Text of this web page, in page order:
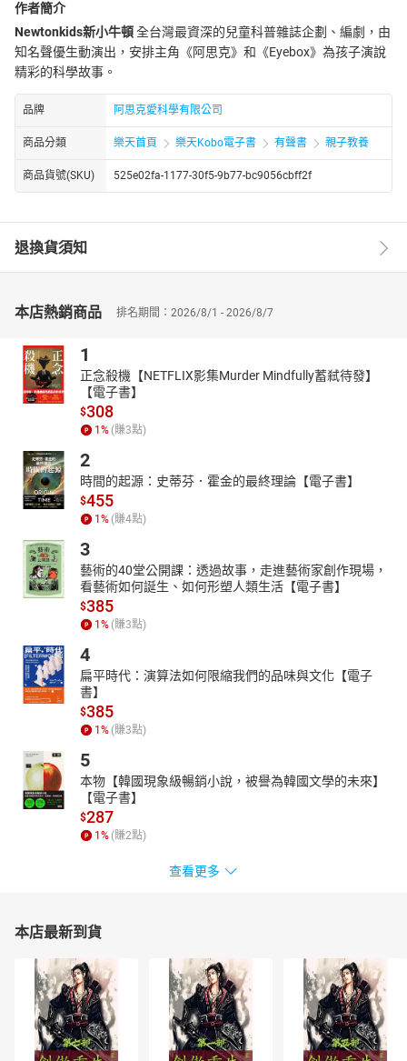
作者簡介
Newtonkids新小牛頓全台灣最資深的兒童科普雜誌企劃、編劇，由
知名聲優生動演出，安排主角《阿思克》和《Eyebox》為孩子演說
精彩的科學故事。
品牌 阿思克愛科學有限公司
商品分類 樂天首頁 樂天Kobo電子書 有聲書 親子教養
商品貨號(SKU) 525e02fa-1177-30f5-9b77-bc9056cbff2f
退換貨須知
本店熱銷商品 排名期間：2026/8/1 - 2026/8/7
1
正念殺機【NETFLIX影集Murder Mindfully蓄弒待發】
【電子書】
$308
1 % (賺3點)
2
時間的起源：史蒂芬．霍金的最終理論【電子書】
$455
1 % (賺4點)
3
藝術的40堂公開課：透過故事，走進藝術家創作現場，
看藝術如何誕生、如何形塑人類生活【電子書】
$385
1 % (賺3點)
4
扁平時代：演算法如何限縮我們的品味與文化【電子
書】
$385
1 % (賺3點)
5
本物【韓國現象級暢銷小說，被譽為韓國文學的未來】
【電子書】
$287
1 % (賺2點)
查看更多
本店最新到貨